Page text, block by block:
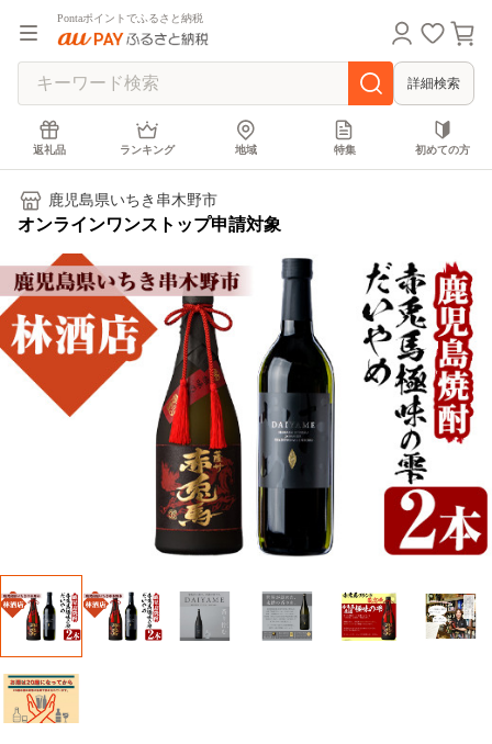
Pontaポイントでふるさと納税
詳細検索
返礼品 ランキング 地域 特集 初めての方
鹿児島県いちき串木野市
オンラインワンストップ申請対象